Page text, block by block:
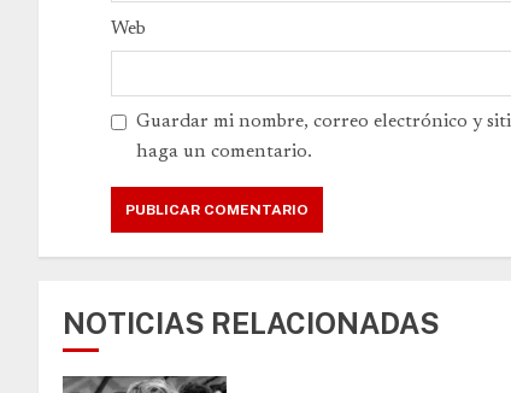
Web
Guardar mi nombre, correo electrónico y
haga un comentario.
NOTICIAS RELACIONADAS